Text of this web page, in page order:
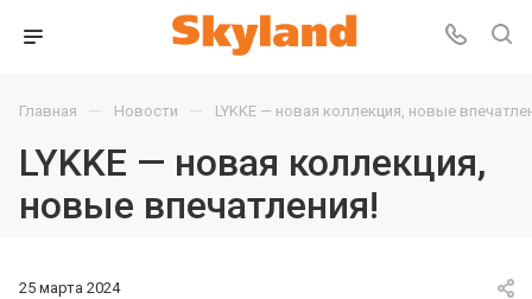
Главная — Новости — LYKKE — новая коллекция, новые
LYKKE — новая коллекция,
новые впечатления!
25 марта 2024